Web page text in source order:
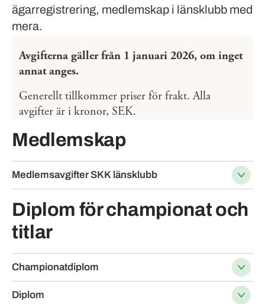
ägarregistrering, medlemskap i länsklubb med
mera.
Avgifterna gäller från 1 januari 2026, om inget
annat anges.
Generellt tillkommer priser för frakt. Alla
avgifter är i kronor, SEK.
Medlemskap
Medlemsavgifter SKK länsklubb
Diplom för championat och
titlar
Championatdiplom
Diplom